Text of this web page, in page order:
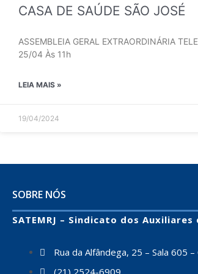
CASA DE SAÚDE SÃO JOSÉ
ASSEMBLEIA GERAL EXTRAORDINÁRIA
25/04 Às 11h
LEIA MAIS »
19/04/2024
SOBRE NÓS
SATEMRJ – Sindicato dos
Rua da Alfândega, 25 – Sala 605